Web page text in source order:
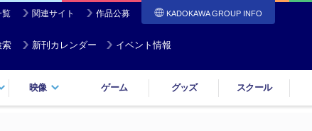
覧 関連サイト 作品公募 KADOKAWA GROUP INFO
索 新刊カレンダー イベント情報
映像 ゲーム グッズ スクール